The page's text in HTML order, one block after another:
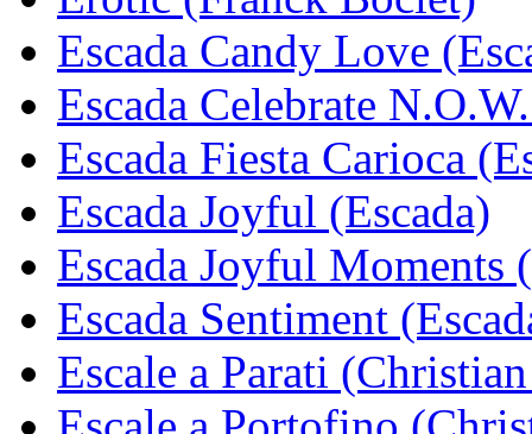
Escada Candy Love
Escada Celebrate
Escada Fiesta Carioca
Escada Joyful (Escada)
Escada Joyful Moments
Escada Sentiment
Escale a Parati